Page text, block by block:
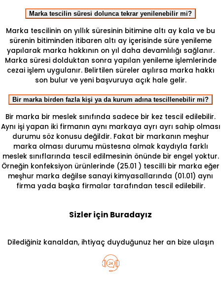
Marka tescilin süresi dolunca tekrar yenilenebilir mi?
Marka tescilinin on yıllık süresinin bitimine altı ay kala ve bu
sürenin bitiminden itibaren altı ay içerisinde süre yenileme
yapılarak marka hakkının on yıl daha devamlılığı sağlanır.
Marka süresi dolduktan sonra yapılan yenileme işlemlerinde
cezai işlem uygulanır. Belirtilen süreler aşılırsa marka hakkı
son bulur ve yeni başvuruya açık hale gelir.
Bir marka birden fazla kişi ya da kurum adına tescillenebilir mi?
Bir marka bir meslek sınıfında sadece bir kez tescil edilebilir.
Aynı işi yapan iki firmanın aynı markaya ayrı ayrı sahip olması
durumu söz konusu değildir. Fakat bir markanın meşhur
marka olması durumu müstesna olmak kaydıyla farklı
meslek sınıflarında tescil edilmesinin önünde bir engel yoktur.
Örneğin konfeksiyon ürünlerinde (25.01 ) tescilli bir marka eğer
meşhur marka değilse sanayi kimyasallarında (01.01) aynı
firma yada başka firmalar tarafından tescil edilebilir.
Sizler için Buradayız
Dilediğiniz kanaldan, ihtiyaç duyduğunuz her an bize ulaşın